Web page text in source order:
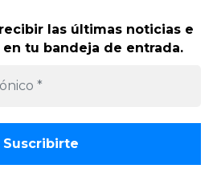
las últimas noticias e
tu bandeja de entrada.